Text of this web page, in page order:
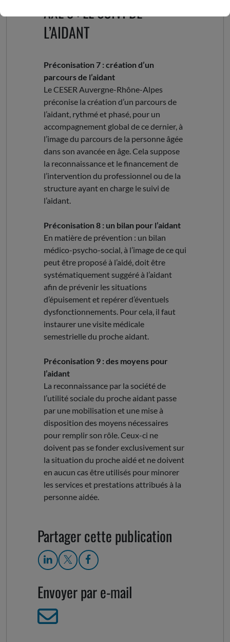
AXE 3 : LE SUIVI DE
L’AIDANT
Préconisation 7 : création d’un
parcours de l’aidant
Le CESER Auvergne-Rhône-Alpes
préconise la création d’un parcours de
l’aidant, rythmé et phasé, pour un
accompagnement global de ce dernier, à
l’image du parcours de la personne âgée
dans son avancée en âge. Cela suppose
la reconnaissance et le financement de
l’intervention du professionnel ou de la
structure ayant en charge le suivi de
l’aidant.
Préconisation 8 : un bilan pour l’aidant
En matière de prévention : un bilan
médico-psycho-social, à l’image de ce qui
peut être proposé à l’aidé, doit être
systématiquement suggéré à l’aidant
afin de prévenir les situations
d’épuisement et repérer d’éventuels
dysfonctionnements. Pour cela, il faut
instaurer une visite médicale
semestrielle du proche aidant.
Préconisation 9 : des moyens pour
l’aidant
La reconnaissance par la société de
l’utilité sociale du proche aidant passe
par une mobilisation et une mise à
disposition des moyens nécessaires
pour remplir son rôle. Ceux-ci ne
doivent pas se fonder exclusivement sur
la situation du proche aidé et ne doivent
en aucun cas être utilisés pour minorer
les services et prestations attribués à la
personne aidée.
Partager cette publication
Envoyer par e-mail